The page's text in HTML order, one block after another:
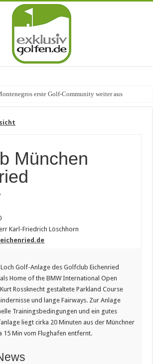
erste Golf-Community weiter aus
München
Karl-Friedrich Löschhorn
Golf-Anlage des Golfclub Eichenried
Home of the BMW International Open
Rossknecht gestaltete Parkland Course
und lange Fairways. Zur Anlage
Trainingsbedingungen und ein gutes
liegt cirka 20 Minuten aus der Münchner
15 Min vom Flughafen entfernt.